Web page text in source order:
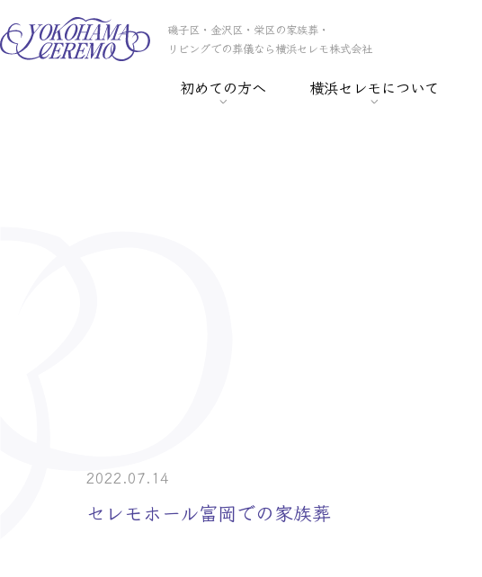
磯子区・金沢区・栄区の家族葬・
リビングでの葬儀なら横浜セレモ株式会社
初めての方へ 横浜セレモについて
2022.07.14
セレモホール富岡での家族葬